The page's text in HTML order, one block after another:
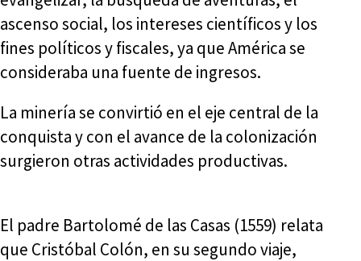
ascenso social, los intereses científicos y los
fines políticos y fiscales, ya que América se
consideraba una fuente de ingresos.
La minería se convirtió en el eje central de la
conquista y con el avance de la colonización
surgieron otras actividades productivas.
El padre Bartolomé de las Casas (1559) relata
que Cristóbal Colón, en su segundo viaje,